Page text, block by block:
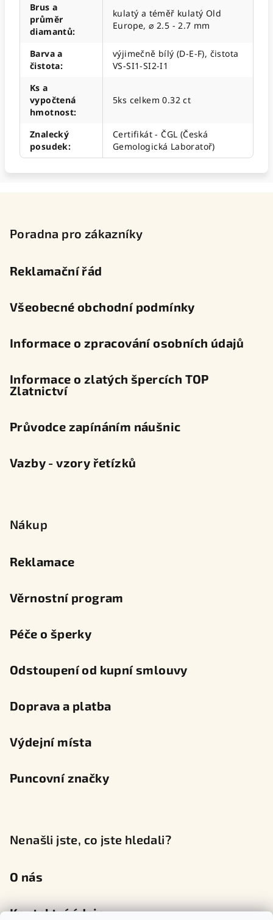
Brus a
průměr
diamantů:
kulatý a téměř kulatý Old
Europe, ⌀ 2.5 - 2.7 mm
Barva a
čistota:
výjimečně bílý (D-E-F), čistota
VS-SI1-SI2-I1
Ks a
vypočtená
hmotnost:
5ks celkem 0.32 ct
Znalecký
posudek:
Certifikát - ČGL (Česká
Gemologická Laboratoř)
Poradna pro zákazníky
Reklamační řád
Všeobecné obchodní podmínky
Informace o zpracování osobních údajů
Informace o zlatých špercích TOP
Zlatnictví
Průvodce zapínáním náušnic
Vazby - vzory řetízků
Nákup
Reklamace
Věrnostní program
Péče o šperky
Odstoupení od kupní smlouvy
Doprava a platba
Výdejní místa
Puncovní značky
Nenašli jste, co jste hledali?
O nás
Kontaktní údaje